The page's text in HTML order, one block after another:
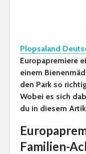
Plopsaland
Europapremiere
einem
den Park so
Wobei es sich
du in diesem
Familien-